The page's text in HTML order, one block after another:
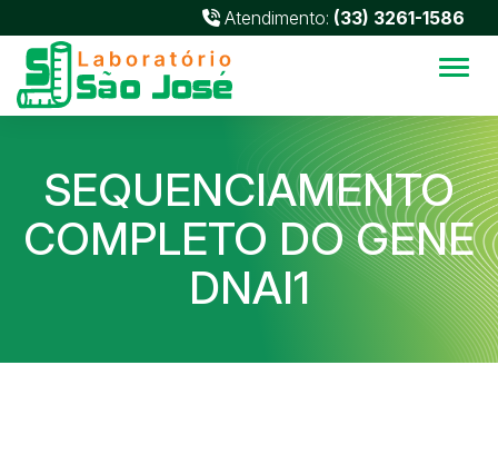
Atendimento: (33) 3261-1586
SEQUENCIAMENTO
COMPLETO DO GENE
DNAI1